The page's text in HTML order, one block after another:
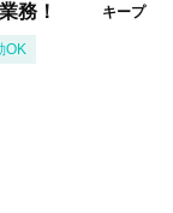
務！
キープ
OK